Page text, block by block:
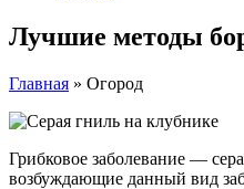
Лучшие методы
Главная » Огород
Грибковое заболевание —
возбуждающие данный вид